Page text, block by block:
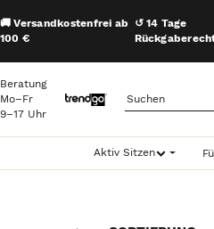
🚚 Versandkostenfrei ab
100 €
↺ 14 Tage
Beratung
Mo–Fr
9–17 Uhr
Aktiv Sitzen